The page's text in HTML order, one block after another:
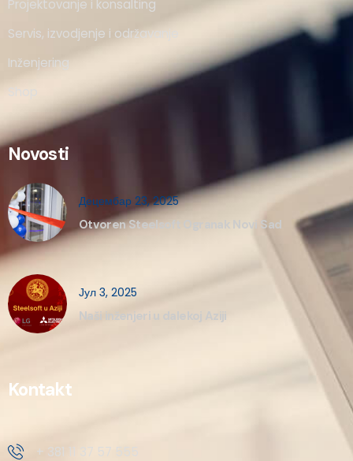
Projektovanje i konsalting
Servis, izvodjenje i održavanje
Inženjering
Shop
Novosti
Децембар 23, 2025
Otvoren Steelsoft Ogranak Novi Sad
Јул 3, 2025
Naši inženjeri u dalekoj Aziji
Kontakt
+ 381 11 37 57 555